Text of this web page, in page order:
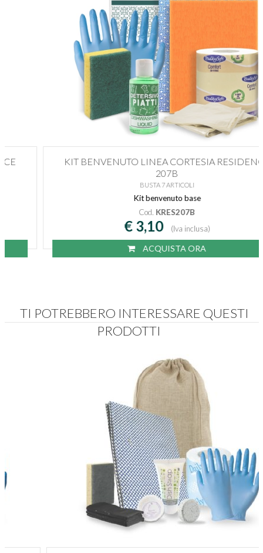
KIT BENVENUTO LINEA CORTESIA RESIDENCE
BUSTA 7 ARTICOLI
Kit benvenuto base
KRES207B
€ 3,10 (Iva inclusa)
ACQUISTA ORA
TI POTREBBERO INTERESSARE QUESTI
PRODOTTI